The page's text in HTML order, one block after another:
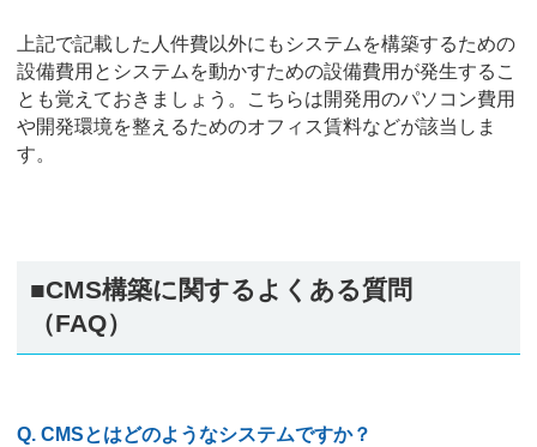
上記で記載した人件費以外にもシステムを構築するための
設備費用とシステムを動かすための設備費用が発生するこ
とも覚えておきましょう。こちらは開発用のパソコン費用
や開発環境を整えるためのオフィス賃料などが該当しま
す。
■CMS構築に関するよくある質問
（FAQ）
Q. CMSとはどのようなシステムですか？